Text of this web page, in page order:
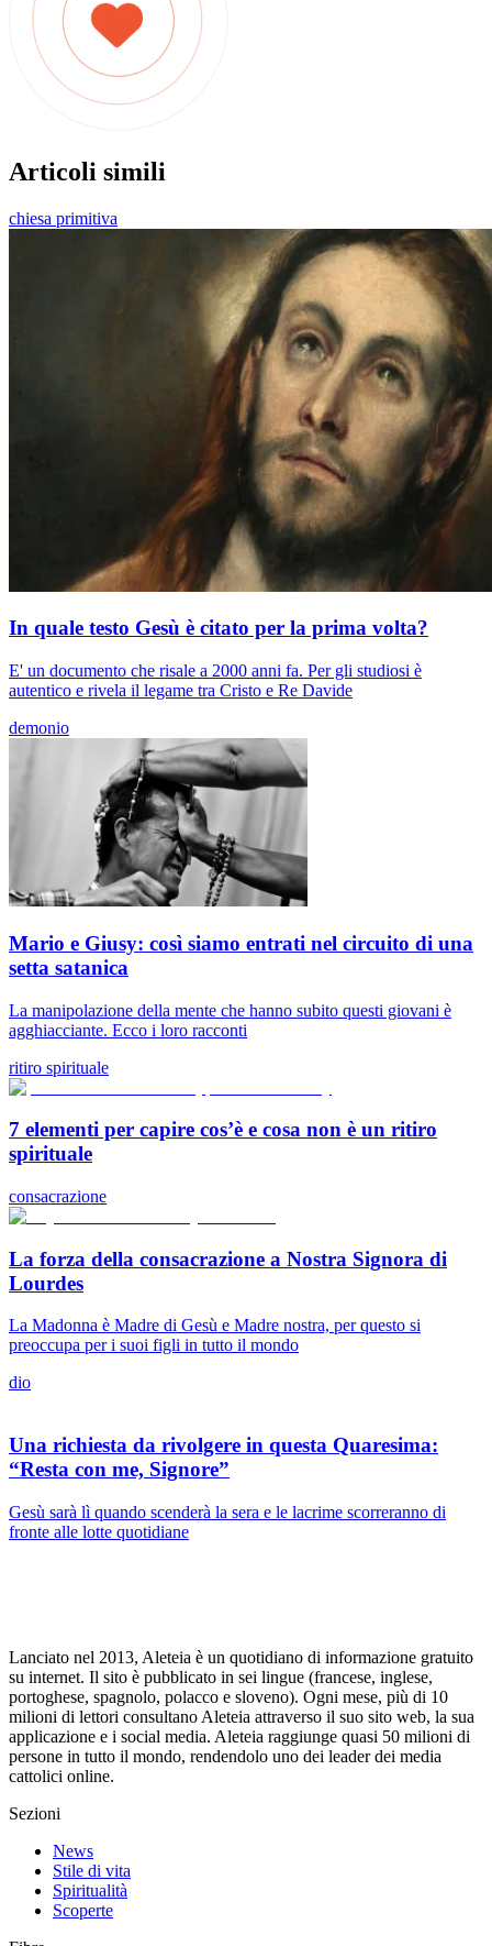
Articoli simili
chiesa primitiva
In quale testo Gesù è citato per la prima volta?
E' un documento che risale a 2000 anni fa. Per gli studiosi è
autentico e rivela il legame tra Cristo e Re Davide
demonio
Mario e Giusy: così siamo entrati nel circuito di una
setta satanica
La manipolazione della mente che hanno subito questi giovani è
agghiacciante. Ecco i loro racconti
ritiro spirituale
7 elementi per capire cos’è e cosa non è un ritiro
spirituale
consacrazione
La forza della consacrazione a Nostra Signora di
Lourdes
La Madonna è Madre di Gesù e Madre nostra, per questo si
preoccupa per i suoi figli in tutto il mondo
dio
Una richiesta da rivolgere in questa Quaresima:
“Resta con me, Signore”
Gesù sarà lì quando scenderà la sera e le lacrime scorreranno di
fronte alle lotte quotidiane
Lanciato nel 2013, Aleteia è un quotidiano di informazione gratuito
su internet. Il sito è pubblicato in sei lingue (francese, inglese,
portoghese, spagnolo, polacco e sloveno). Ogni mese, più di 10
milioni di lettori consultano Aleteia attraverso il suo sito web, la sua
applicazione e i social media. Aleteia raggiunge quasi 50 milioni di
persone in tutto il mondo, rendendolo uno dei leader dei media
cattolici online.
Sezioni
News
Stile di vita
Spiritualità
Scoperte